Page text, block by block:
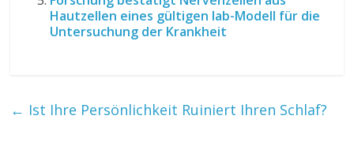
Hautzellen eines gültigen lab-Modell für die
Untersuchung der Krankheit
← Ist Ihre Persönlichkeit Ruiniert Ihren Schlaf?